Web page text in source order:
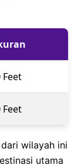
Feet
Feet
wilayah ini
utama